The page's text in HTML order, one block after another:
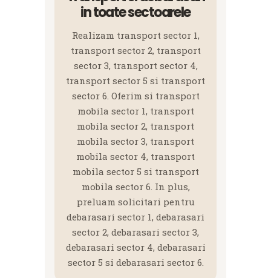
in toate sectoarele
Realizam transport sector 1,
transport sector 2, transport
sector 3, transport sector 4,
transport sector 5 si transport
sector 6. Oferim si transport
mobila sector 1, transport
mobila sector 2, transport
mobila sector 3, transport
mobila sector 4, transport
mobila sector 5 si transport
mobila sector 6. In plus,
preluam solicitari pentru
debarasari sector 1, debarasari
sector 2, debarasari sector 3,
debarasari sector 4, debarasari
sector 5 si debarasari sector 6.